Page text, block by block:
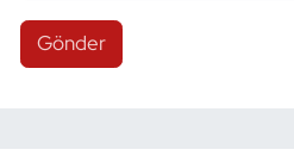
Gönder